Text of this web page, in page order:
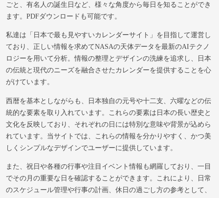
ごと、有名人の誕生日など、様々な角度から毎日を知ることができ
ます。PDFダウンロードも可能です。
私達は「日本で最も見やすいカレンダーサイト」を目指して運営し
ており、正しい情報を求めてNASAの天体データを最新のAIテクノ
ロジーを用いて分析。情報の整理とデザインの洗練を追求し、日本
の伝統と現代のニーズを融合させたカレンダーを提供することを心
がけています。
西暦を基本としながらも、日本独自の元号や十二支、六曜などの伝
統的な要素を取り入れています。これらの要素は日本の長い歴史と
文化を反映しており、それぞれの日には特別な意味や背景が込めら
れています。当サイトでは、これらの情報を分かりやすく、かつ美
しくシンプルなデザインでユーザーに提供しています。
また、祝日や各種の行事や注目イベント情報も網羅しており、一目
でその月の重要な日を確認することができます。これにより、日常
のスケジュール管理や行事の計画、休日の過ごし方の参考として、